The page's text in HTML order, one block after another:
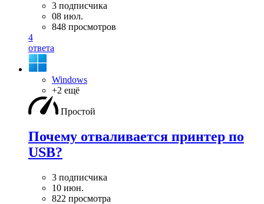
3 подписчика
08 июл.
848 просмотров
4
ответа
Windows
+2 ещё
Простой
Почему отваливается принтер по
USB?
3 подписчика
10 июн.
822 просмотра